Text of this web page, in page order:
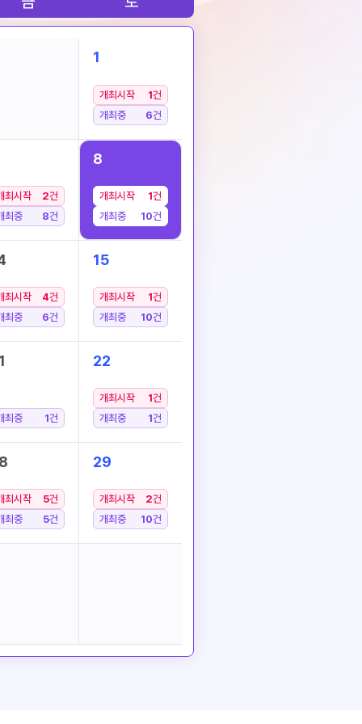
1
개최시작 1건
개최중
6건
최시작 2건
최중
8건
8
개최시작 1건
개최중
10건
최시작 4건
최중
6건
15
개최시작 1건
개최중
10건
최중 1건
22
개최시작 1건
개최중
1건
최시작 5건
최중
5건
29
개최시작 2건
개최중
10건